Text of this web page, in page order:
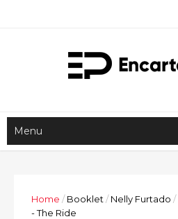
Home / Booklet / Nelly Furtado /
- The Ride